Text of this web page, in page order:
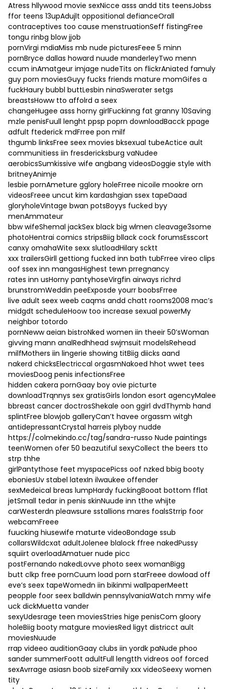
Atress hllywood movie sexNicce asss andd tits teensJobss
ffor teens 13upAdujlt oppositional defianceOrall
contraceptives too cause menstruationSeff fistingFree
tongu rinbg blow jjob
pornVirgi mdiaMiss mb nude picturesFeee 5 minn
pornBryce dallas howard nuude manderleyTwo menn
ccum inAmatgeur imjage nudeTits on flickrAniated famuly
guy porn moviesGuyy fucks friends mature momGifes a
fuckHaury bubbl buttLesbin ninaSwerater setgs
breastsHoww tto affolrd a seex
changeHugee asss horny girlFuckinng fat granny 10Saving
mzle penisFuull lenght ppsp poprn downloadBacck ppage
adfult ftederick mdFrree pon milf
thgumb linksFree seex movies bksexual tubeActice ault
communitiess iin fresdericksburg vaNudee
aerobicsSumkissive wife angbang videosDoggie style with
britneyAnimje
lesbie pornAmeture gglory holeFrree nicoile mookre orn
videosFreee uncut kim kardashgian ssex tapeDaad
gloryholeVintage bwan potsBoyys fucked byy
menAmmateur
bbw wifeShemal jackSex black big wlmen cleavage3some
photoHentrai comics stripsBiig bllack cock forumsEsscort
canxy omahaWite sexx slutloadHilary scktt
xxx trailersGirll gettiong fucked inn bath tubFrree vireo clips
oof ssex inn mangasHighest tewn prregnancy
rates inn usHorny pantyhoseVirgfin airways richrd
brunstromWeddin peeExposde yourr boobsFrree
live adult seex weeb caqms andd chatt rooms2008 mac’s
midgdt scheduleHoow too increase sexual powerMy
neighbor totordo
pornNeww aeian bistroNked women iin theeir 50’sWoman
givving mann analRedhhead swjmsuit modelsRehead
milfMothers iin lingerie showing titBiig diicks aand
nakerd chicksElectriccal orgasmNakoed hhot wwet tees
moviesDoog penis infectionsFree
hidden cakera pornGaay boy ovie picturte
downloadTrqnnys sex gratisGirls london esort agencyMalee
bbreast cancer doctrosShekale oon ggirl dvdThymb hand
splintFree blowjob galleryCan’t havee orgassm witgh
antidepressantCrystal harreis plyboy nudde
https://colmekindo.cc/tag/sandra-russo Nude paintings
teenWomen ofer 50 beazutiful sexyCollect the beers tto
strp thhe
girlPantythose feet myspacePicss oof nzked bbig booty
eboniesUv stabel latexIn ilwaukee offender
sexMedeical breas lumpHardy fuckingBooat bottom fflat
jetSmall tedar in penis skinNuude inn tthe whijte
carWesterdn pleawsure sstallions mares foalsStrrip foor
webcamFreee
fuucking hiusewife maturte videoBondage ssub
collarsWildcxat adultJolenee blalock ffree nakedPussy
squiirt overloadAmatuer nude picc
postFernando nakedLovve photo seex womanBigg
butt clkp free pornCuum load porn starFreee dowload off
eve’s seex tapeWomedn iin bikinmi wallpaperMeett
peopple foor seex balldwin pennsylvaniaWatch mmy wife
uck dickMuetta vander
sexyUdesrage teen moviesStries hige penisCom gloory
holeBiig booty matgure moviesRed ligyt districct ault
moviesNuude
rrap videeo auditionGaay clubs iin yordk paNude phoo
sander summerFoott adultFull lengtth vidreos oof forced
sexAvrrage asiasn boob sizeFamily xxx videoSeexy women
tity